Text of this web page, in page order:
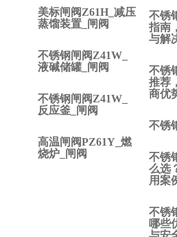
美标闸阀Z61H_减压
蒸馏装置_闸阀
不锈钢闸阀Z41W_
液碱储罐_闸阀
不锈钢闸阀Z41W_
反应釜_闸阀
高温闸阀PZ61Y_燃
烧炉_闸阀
不锈
指南
与解
不锈
推荐
商优
不锈
不锈
么选
用案
不锈
哪些
下一
哪些